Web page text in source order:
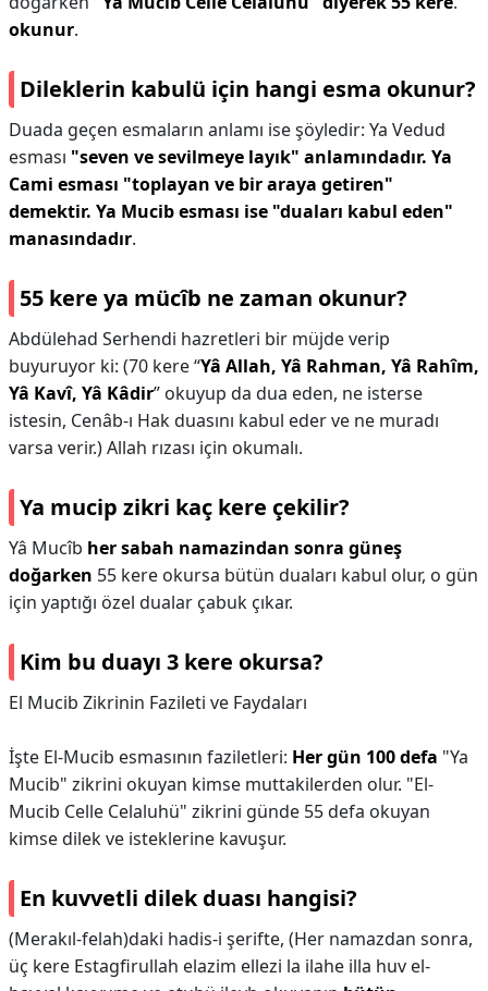
okunur.
Dileklerin kabulü için hangi esma okunur?
Duada geçen esmaların anlamı ise şöyledir: Ya Vedud
esması "seven ve sevilmeye layık" anlamındadır. Ya
Cami esması "toplayan ve bir araya getiren"
demektir. Ya Mucib esması ise "duaları kabul eden"
manasındadır.
55 kere ya mücîb ne zaman okunur?
Abdülehad Serhendi hazretleri bir müjde verip
buyuruyor ki: (70 kere “Yâ Allah, Yâ Rahman, Yâ Rahîm,
Yâ Kavî, Yâ Kâdir” okuyup da dua eden, ne isterse
istesin, Cenâb-ı Hak duasını kabul eder ve ne muradı
varsa verir.) Allah rızası için okumalı.
Ya mucip zikri kaç kere çekilir?
Yâ Mucîb her sabah namazindan sonra güneş
doğarken 55 kere okursa bütün duaları kabul olur, o gün
için yaptığı özel dualar çabuk çıkar.
Kim bu duayı 3 kere okursa?
El Mucib Zikrinin Fazileti ve Faydaları
İşte El-Mucib esmasının faziletleri: Her gün 100 defa "Ya
Mucib" zikrini okuyan kimse muttakilerden olur. "El-
Mucib Celle Celaluhü" zikrini günde 55 defa okuyan
kimse dilek ve isteklerine kavuşur.
En kuvvetli dilek duası hangisi?
(Merakıl-felah)daki hadis-i şerifte, (Her namazdan sonra,
üç kere Estagfirullah elazim ellezi la ilahe illa huv el-